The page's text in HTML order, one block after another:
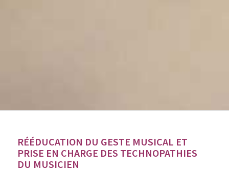
RÉÉDUCATION DU GESTE MUSICAL ET
PRISE EN CHARGE DES TECHNOPATHIES
DU MUSICIEN